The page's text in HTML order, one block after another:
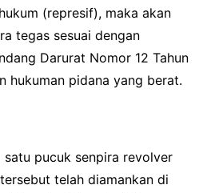
(represif), maka akan
tegas sesuai dengan
Darurat Nomor 12 Tahun
hukuman pidana yang berat.
pucuk senpira revolver
telah diamankan di